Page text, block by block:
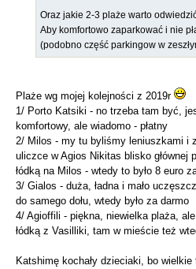
Oraz jakie 2-3 plaże warto
Aby komfortowo zaparkować i nie
(podobno część parkingow w
Plaże wg mojej kolejności z 2019r
1/ Porto Katsiki - no trzeba tam być,
komfortowy, ale wiadomo - płatny
2/ Milos - my tu byliśmy leniuszkami i
uliczce w Agios Nikitas blisko głównej
łódką na Milos - wtedy to było 8 euro
3/ Gialos - duża, ładna i mało
do samego dołu, wtedy było za darmo
4/ Agioffili - piękna, niewielka plaża,
łódką z Vasilliki, tam w mieście też
Katshimę kochały dzieciaki, bo wielkie